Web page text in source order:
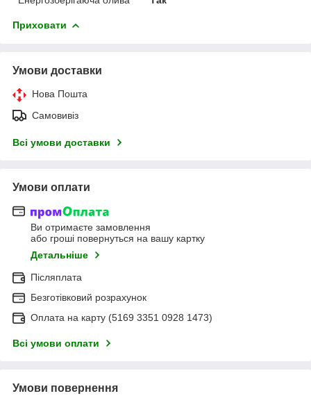
Приховати
Умови доставки
Нова Пошта
Самовивіз
Всі умови доставки
Умови оплати
Ви отримаєте замовлення
або гроші повернуться на вашу картку
Детальніше
Післяплата
Безготівковий розрахунок
Оплата на карту (5169 3351 0928 1473)
Всі умови оплати
Умови повернення